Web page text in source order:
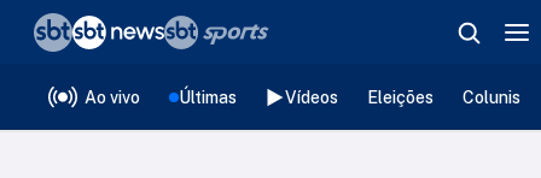
Ao vivo Últimas Vídeos Eleições
❮voltar
Editorias